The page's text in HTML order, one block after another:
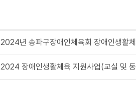
2024년 송파구장애인체육회 장애인생활
2024 장애인생활체육 지원사업(교실 및